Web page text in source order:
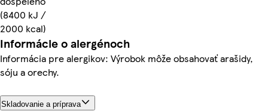
(8400 kJ /
2000 kcal)
Informácie o alergénoch
Informácia pre alergikov: Výrobok môže obsahovať arašidy,
sóju a orechy.
Skladovanie a príprava